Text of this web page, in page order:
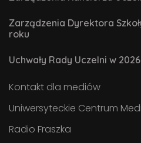
Zarządzenia Dyrektora
roku
Uchwały Rady Uczelni w
Kontakt dla mediów
Uniwersyteckie Centrum
Radio Fraszka